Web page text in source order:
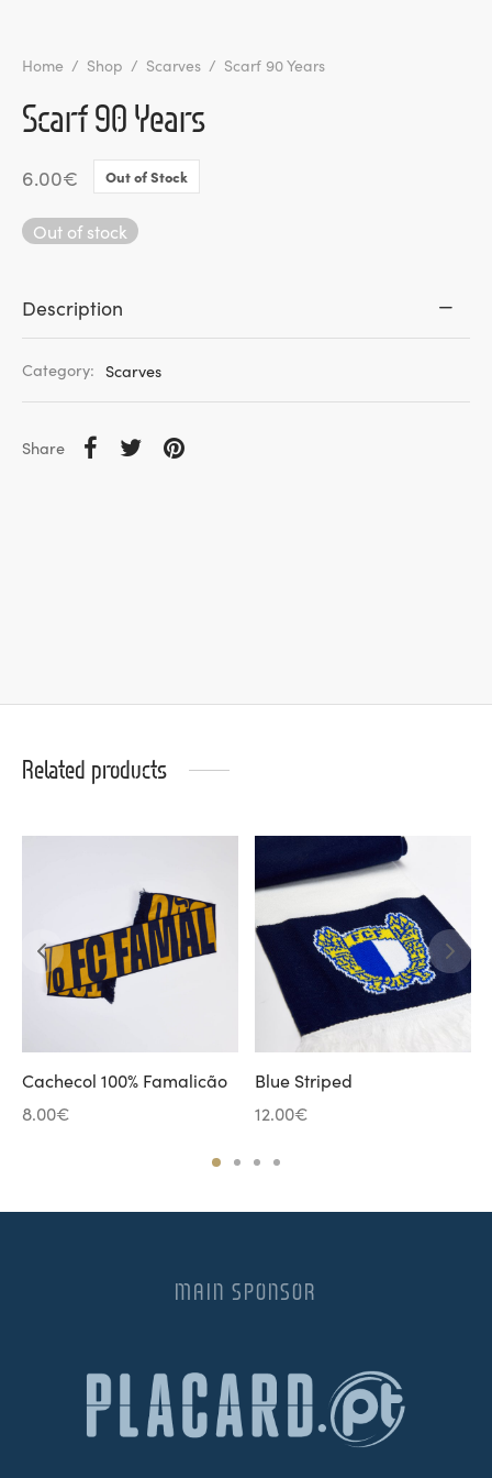
Home / Shop / Scarves / Scarf 90 Years
Scarf 90 Years
6.00€ Out of Stock
Out of stock
Description
Category: Scarves
Share
Related products
Cachecol 100% Famalicão
8.00€
Blue Striped
12.00€
MAIN SPONSOR